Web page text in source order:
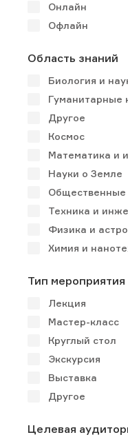
Онлайн
Офлайн
Область знаний
Биология и
Гуманитарные
Другое
Космос
Математика и
Науки о Земле
Общественные
Техника и
Физика и
Химия и
Тип мероприятия
Лекция
Мастер-класс
Круглый стол
Экскурсия
Выставка
Другое
Целевая